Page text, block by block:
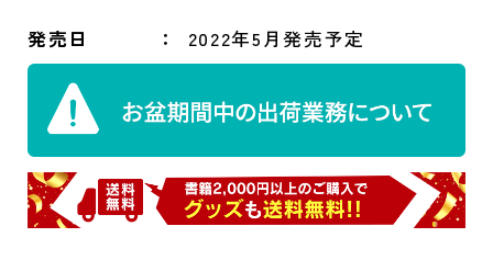
発売日 2022年5月発売予定